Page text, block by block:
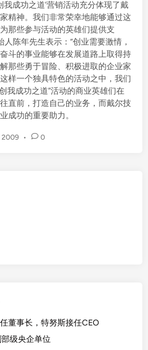
我成功之道’营销活动充分体现了戴
精神。我们非常荣幸地能够通过这
那些参与活动的英雄们提供支
人陈年先生表示：“创业需要激情，
斗的事业能够在发展道路上取得持
那些勇于冒险、积极进取的企业家
样一个独具特色的活动之中，我们
我成功之道”活动的商业英雄们在
直前，打造自己的业务，而戴尔技
成功的重要助力。
2009 • 0
董事长，特努斯接任CEO
级央企单位